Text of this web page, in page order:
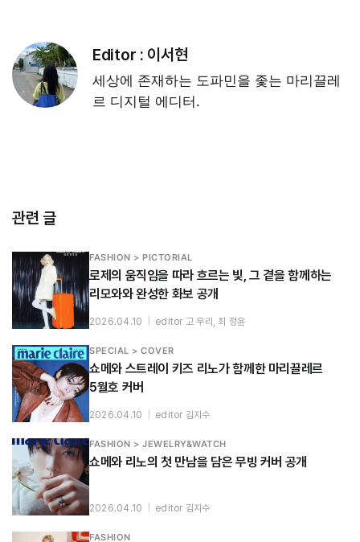
Editor : 이서현
세상에 존재하는 도파민을 좇는 마리끌레
르 디지털 에디터.
관련 글
FASHION > PICTORIAL
로제의 움직임을 따라 흐르는 빛, 그 곁을 함께하는
리모와와 완성한 화보 공개
2026.04.10 editor 고 우리, 최 정윤
SPECIAL > COVER
쇼메와 스트레이 키즈 리노가 함께한 마리끌레르
5월호 커버
2026.04.10 editor 김지수
FASHION > JEWELRY&WATCH
쇼메와 리노의 첫 만남을 담은 무빙 커버 공개
2026.04.10 editor 김지수
FASHION